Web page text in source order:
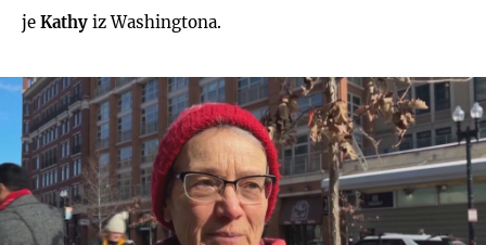
je Kathy iz Washingtona.